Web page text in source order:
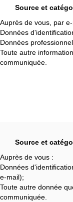
Source et
Auprès de vous, par
Données
Données
Toute autre
communiquée.
Source et
Auprès de vous :
Données
e-mail);
Toute autre donnée
communiquée.